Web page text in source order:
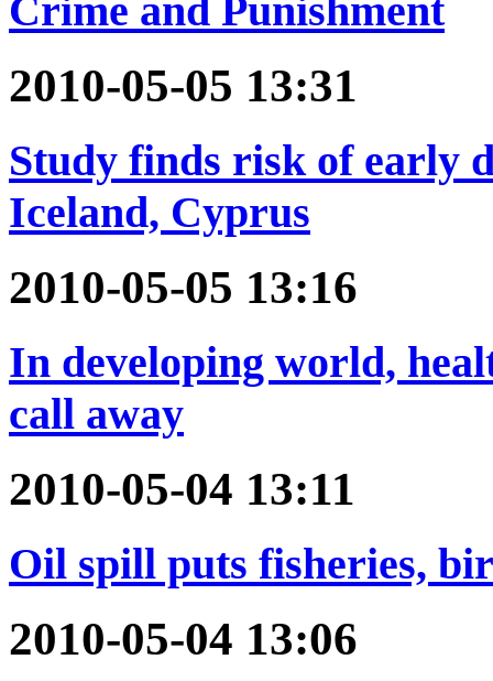
Crime and Punishment
2010-05-05 13:31
Study finds risk of early
Iceland, Cyprus
2010-05-05 13:16
In developing world,
call away
2010-05-04 13:11
Oil spill puts fisheries,
2010-05-04 13:06